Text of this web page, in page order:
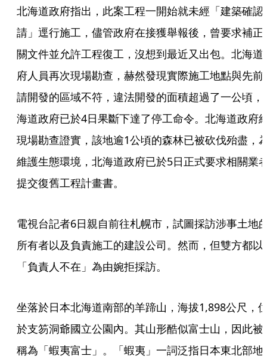
北海道政府指出，此案工程一開始就未經「建築確認
請」逕行施工，儘管政府在接獲舉報後，曾要求補正
關文件並允許工程復工，沒想到最近又出包。北海道
府人員再次現場勘查，赫然發現實際施工地點與先前
請開發的區域不符，違法開發的面積超過了一公頃，
海道政府已於4日果斷下達了停工命令。北海道政府
現場勘查證實，該地逾1公頃的森林已被砍伐殆盡，
維護生態環境，北海道政府已於5日正式要求相關業
提交復舊工程計畫書。
電視台記者6日親自前往札幌市，試圖採訪涉事土地
所有者以及負責施工的建設公司。然而，但雙方都以
「負責人不在」為由婉拒採訪。
坐落於日本北海道南部的羊蹄山，海拔1,898公尺，
於支笏洞爺國立公園內。其山形酷似富士山，因此被
稱為「蝦夷富士」。「蝦夷」一詞泛指日本東北部地